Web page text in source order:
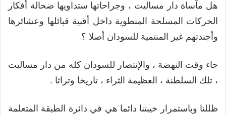
هل مآساة دار مساليت ، وجراحاتها ستداويها ضحالة أفكار
الحركات المسلحة المنطوية داخل أقبية قبائلها وعشائرها
وأجندتهم غير المنتمية للسودان أصلا ؟
جاء وقت النهضة ، والإنتصار للسودان كله من دار مساليت
، تلك السلطنة ، العظيمة الثراء ، تاريخا وتراثا .
ظللنا وباستمرار خيبتنا دائما هي في دائرة الطبقة المتعلمة